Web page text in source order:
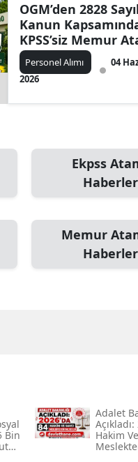
OGM’den 2828
Kanun
KPSS’siz Memur
Duyurusu! Belge
Süreci Başladı
Personel Alımı
04
2026
Ekpss
Memur
Bin
Adalet
Hakim